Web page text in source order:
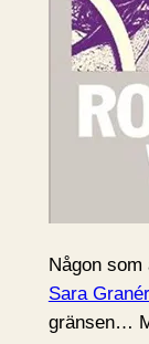
Någon
Sara Granér
gränsen…